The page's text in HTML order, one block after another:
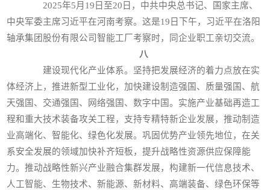
2025年5月19日至20日，中共中央总书记、国家主席、
中央军委主席习近平在河南考察。这是19日下午，习近平在洛阳
轴承集团股份有限公司智能工厂考察时，同企业职工亲切交流。
八
建设现代化产业体系。坚持把发展经济的着力点放在实
体经济上，推进新型工业化，加快建设制造强国、质量强国、航
天强国、交通强国、网络强国、数字中国。实施产业基础再造工
程和重大技术装备攻关工程，支持专精特新企业发展，推动制造
业高端化、智能化、绿色化发展。巩固优势产业领先地位，在关
系安全发展的领域加快补齐短板，提升战略性资源供应保障能
力。推动战略性新兴产业融合集群发展，构建新一代信息技术、
人工智能、生物技术、新能源、新材料、高端装备、绿色环保等